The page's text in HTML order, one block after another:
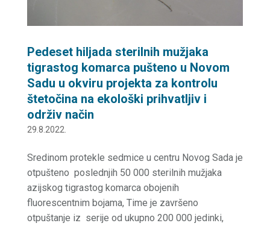
Pedeset hiljada sterilnih mužjaka
tigrastog komarca pušteno u Novom
Sadu u okviru projekta za kontrolu
štetočina na ekološki prihvatljiv i
održiv način
29.8.2022.
Sredinom protekle sedmice u centru Novog Sada je
otpušteno poslednjih 50 000 sterilnih mužjaka
azijskog tigrastog komarca obojenih
fluorescentnim bojama, Time je završeno
otpuštanje iz serije od ukupno 200 000 jedinki,